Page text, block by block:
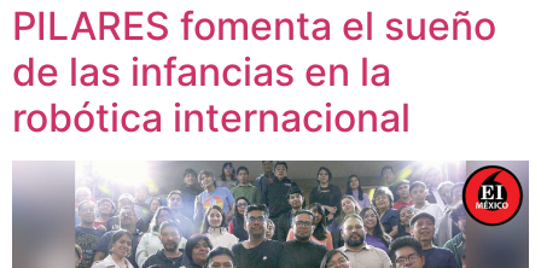
PILARES fomenta el sueño
de las infancias en la
robótica internacional